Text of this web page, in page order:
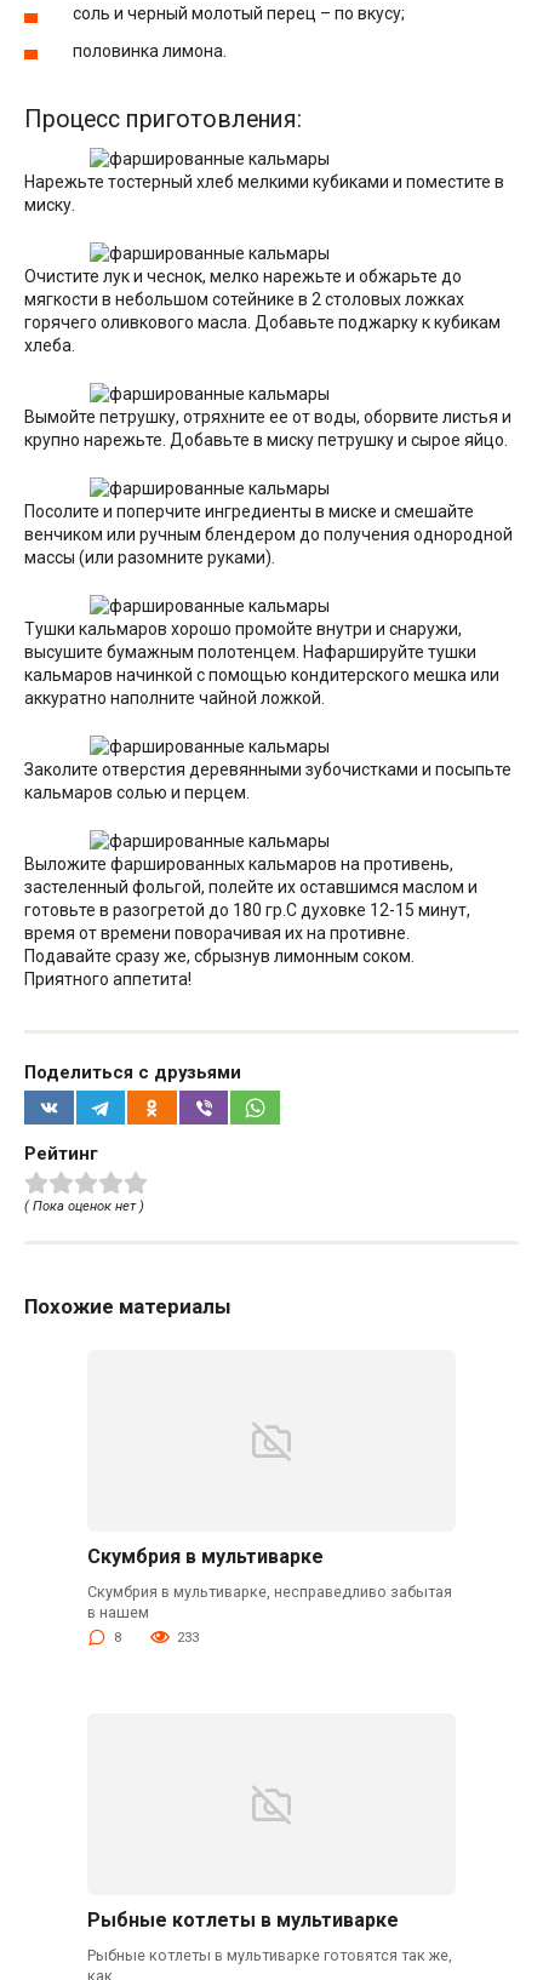
соль и черный молотый перец – по вкусу;
половинка лимона.
Процесс приготовления:
Нарежьте тостерный хлеб мелкими кубиками и поместите в
миску.
Очистите лук и чеснок, мелко нарежьте и обжарьте до
мягкости в небольшом сотейнике в 2 столовых ложках
горячего оливкового масла. Добавьте поджарку к кубикам
хлеба.
Вымойте петрушку, отряхните ее от воды, оборвите листья и
крупно нарежьте. Добавьте в миску петрушку и сырое яйцо.
Посолите и поперчите ингредиенты в миске и смешайте
венчиком или ручным блендером до получения однородной
массы (или разомните руками).
Тушки кальмаров хорошо промойте внутри и снаружи,
высушите бумажным полотенцем. Нафаршируйте тушки
кальмаров начинкой с помощью кондитерского мешка или
аккуратно наполните чайной ложкой.
Заколите отверстия деревянными зубочистками и посыпьте
кальмаров солью и перцем.
Выложите фаршированных кальмаров на противень,
застеленный фольгой, полейте их оставшимся маслом и
готовьте в разогретой до 180 гр.С духовке 12-15 минут,
время от времени поворачивая их на противне.
Подавайте сразу же, сбрызнув лимонным соком.
Приятного аппетита!
Поделиться с друзьями
Рейтинг
( Пока оценок нет )
Похожие материалы
Скумбрия в мультиварке
Скумбрия в мультиварке, несправедливо забытая
в нашем
8 233
Рыбные котлеты в мультиварке
Рыбные котлеты в мультиварке готовятся так же,
как